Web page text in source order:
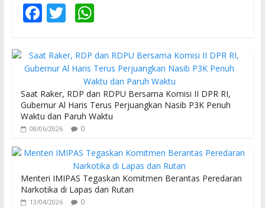
F
e
b
o
o
k
T
itt
er
W
at
s
A
p
p
Saat Raker, RDP dan RDPU Bersama Komisi II DPR RI,
Gubernur Al Haris Terus Perjuangkan Nasib P3K Penuh
Waktu dan Paruh Waktu
08/06/2026 0
Menteri IMIPAS Tegaskan Komitmen Berantas Peredaran
Narkotika di Lapas dan Rutan
13/04/2026 0